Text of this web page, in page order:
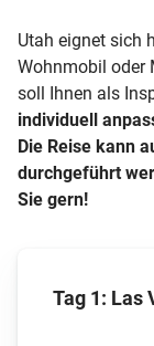
Utah eignet sich
Wohnmobil oder
soll Ihnen als
individuell
Die Reise kann
durchgeführt
Sie gern!
Tag 1: Las